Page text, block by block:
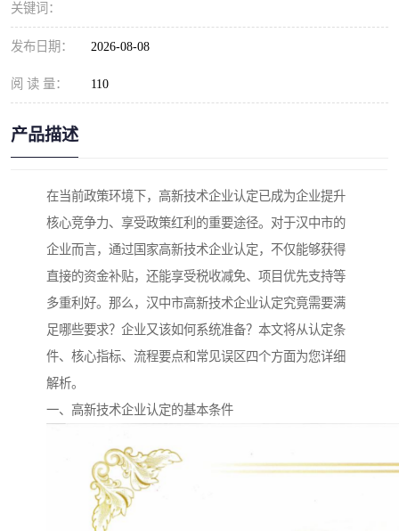
关键词：
发布日期： 2026-08-08
阅 读 量： 110
产品描述
在当前政策环境下，高新技术企业认定已成为企业提升
核心竞争力、享受政策红利的重要途径。对于汉中市的
企业而言，通过国家高新技术企业认定，不仅能够获得
直接的资金补贴，还能享受税收减免、项目优先支持等
多重利好。那么，汉中市高新技术企业认定究竟需要满
足哪些要求？企业又该如何系统准备？本文将从认定条
件、核心指标、流程要点和常见误区四个方面为您详细
解析。
一、高新技术企业认定的基本条件